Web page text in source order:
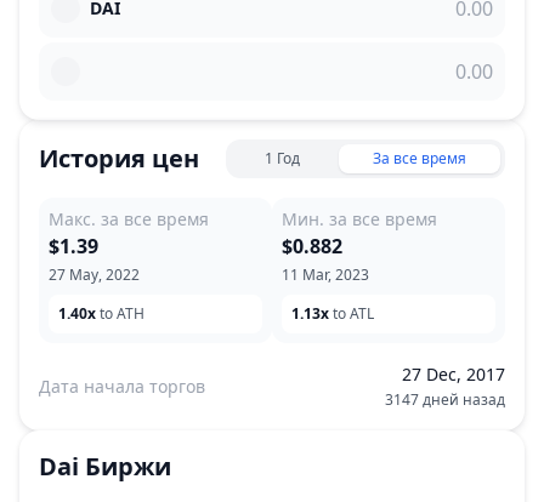
DAI
История цен 1 Год За все время
Макс. за все время
27 May, 2022
$1.39
1.40xto ATH
Мин. за все время
11 Mar, 2023
$0.882
1.13xto ATL
Дата начала торгов
27 Dec, 2017
3147 дней назад
Dai Биржи